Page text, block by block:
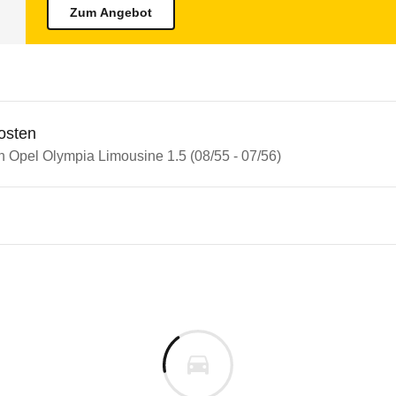
Zum Angebot
Opel Olympia Limousine 1.5 (08/55 - 07/56)